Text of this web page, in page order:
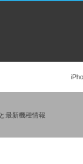
最新機種情報